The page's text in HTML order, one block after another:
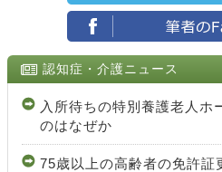
認知症・介護ニュース
入所待ちの特別養護老人ホ
のはなぜか
75歳以上の高齢者の免許証